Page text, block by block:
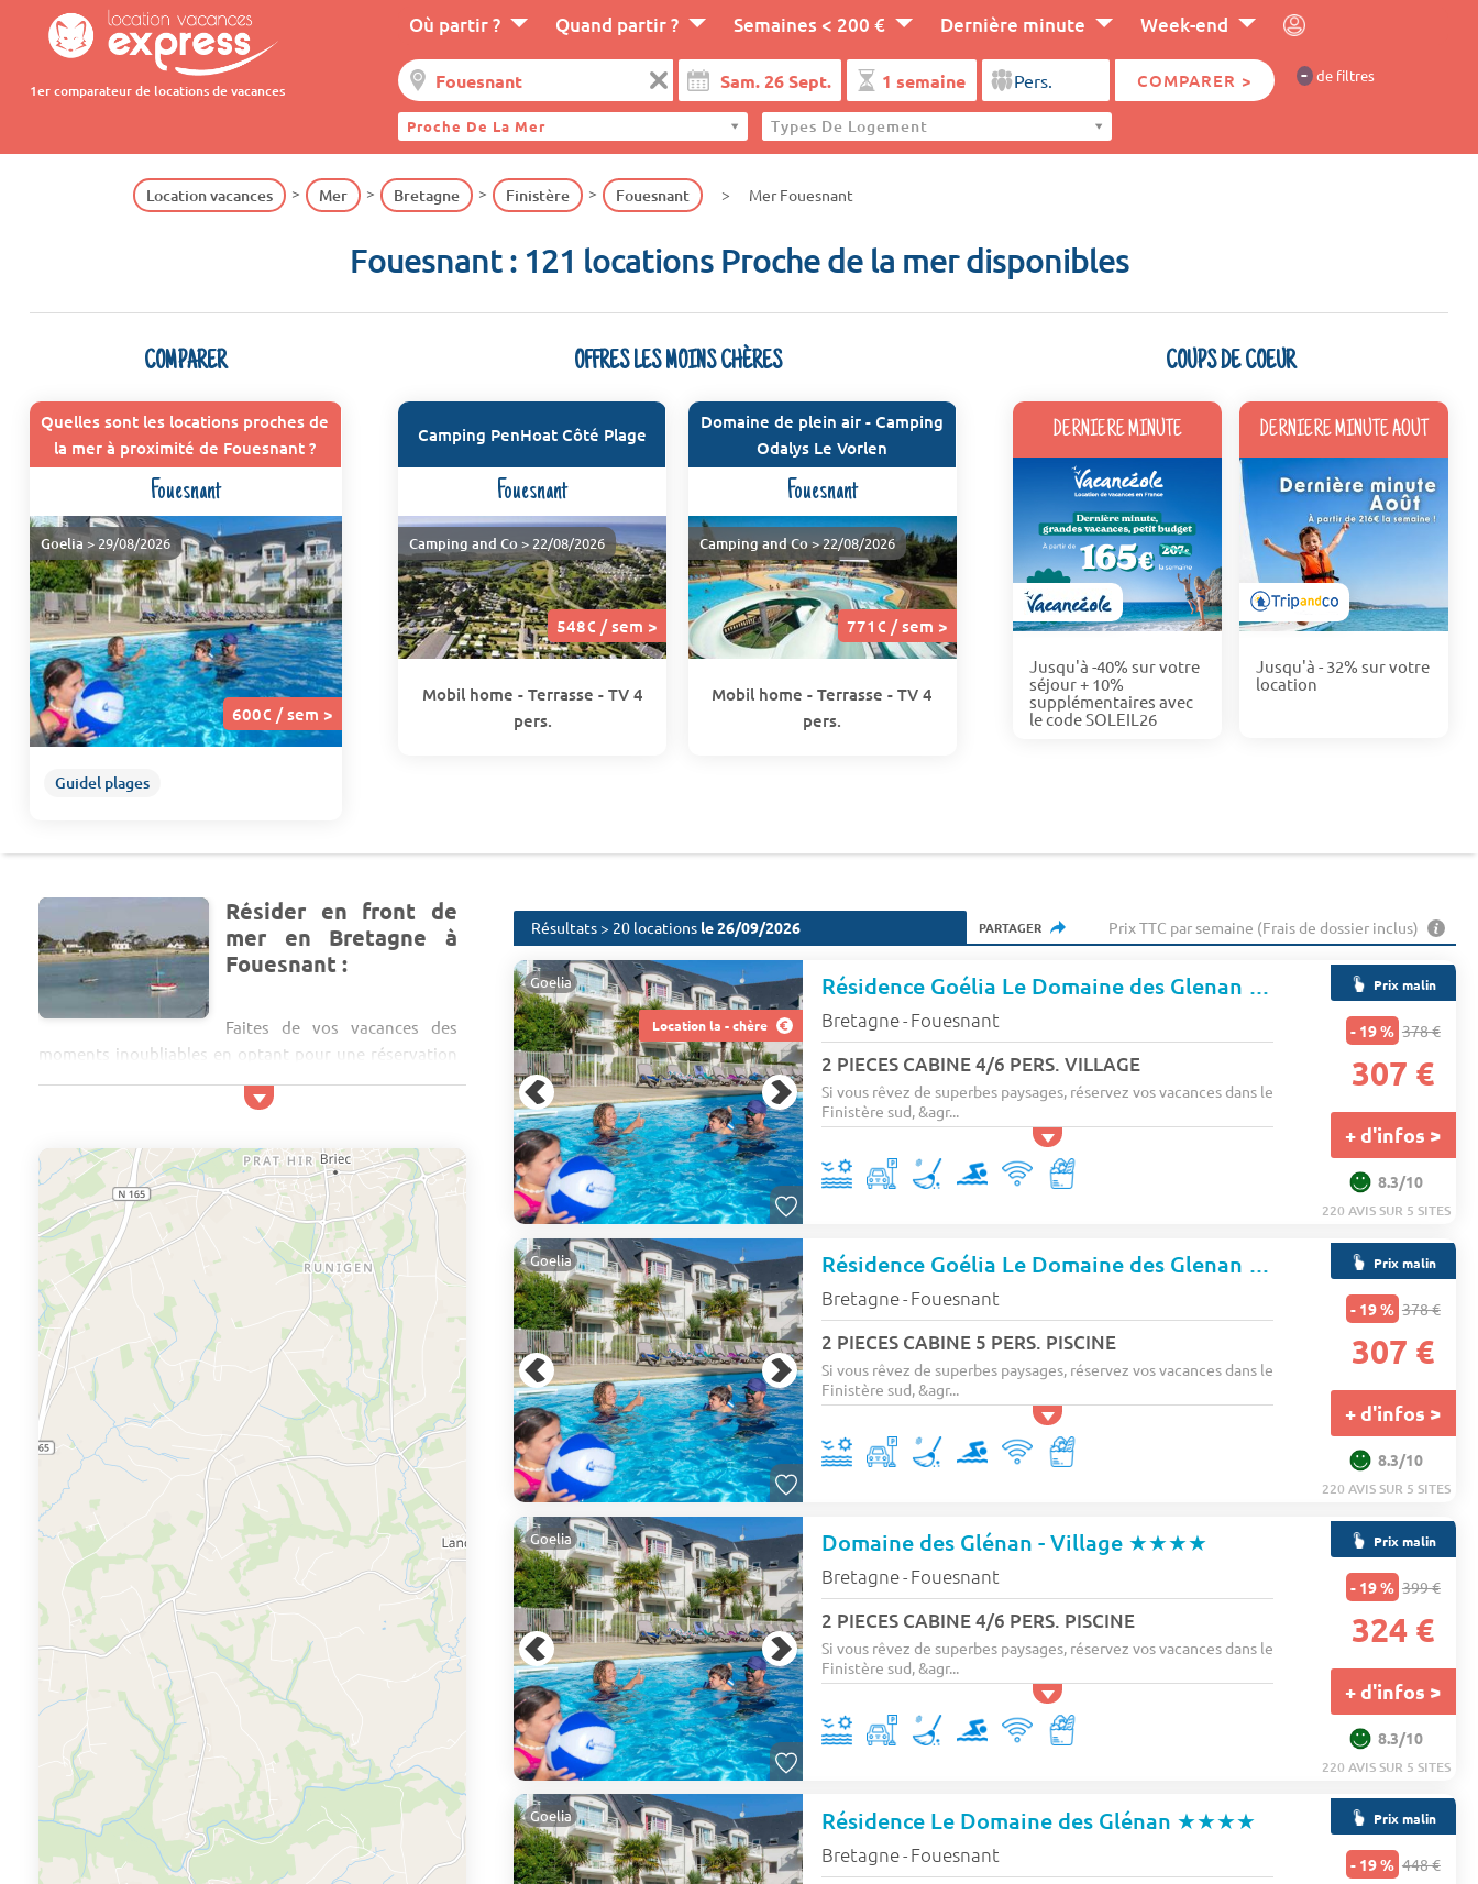
1er comparateur de locations de vacances
Où partir ? Quand partir ? Semaines < 200 € Dernière minute Week-end
COMPARER > - de filtres
Proche De La Mer Types De Logement
Location vacances Mer Bretagne Finistère Fouesnant Mer Fouesnant
Fouesnant : 121 locations Proche de la mer disponibles
COMPARER
Quelles sont les locations proches de
la mer à proximité de Fouesnant ?
Fouesnant
600€ / sem >
Goelia > 29/08/2026
Guidel plages
OFFRES LES MOINS CHÈRES
Camping PenHoat Côté Plage
Fouesnant
548€ / sem >
Camping and Co > 22/08/2026
Mobil home - Terrasse - TV 4
pers.
Domaine de plein air - Camping
Odalys Le Vorlen
Fouesnant
771€ / sem >
Camping and Co> 22/08/2026
Mobil home - Terrasse - TV 4
pers.
COUPS DE COEUR
DERNIERE MINUTE
Jusqu'à -40% sur votre
séjour + 10%
supplémentaires avec
le code SOLEIL26
DERNIERE MINUTE AOUT
Jusqu'à - 32% sur votre
location
Résider en front de
mer en Bretagne à
Fouesnant :
Faites de vos vacances des
moments inoubliables en optant pour une réservation
proche de la mer à Fouesnant ! Entre petites criques
pittoresques, longues plages et paysages préservés,
Découvrez les attraits du Finistère
touristiques de Fouesnant :
Terre de marins, Fouesnant abrite les meilleures plages
de sable fin du Finist&e...
Résultats > 20 locations le 26/09/2026 PARTAGER Prix TTC par semaine (Frais de dossier inclus)
Location la - chère
Goelia Résidence Goélia Le Domaine des Glenan
★★★★
Bretagne- Fouesnant
2 PIECES CABINE 4/6 PERS. VILLAGE
Si vous rêvez de superbes paysages, réservez vos vacances dans le
Finistère sud, &agr...
Prix malin
- 19 % 378 €
307 €
+ d'infos >
8.3/10
220 AVIS SUR 5 SITES
Goelia Résidence Goélia Le Domaine des Glenan
★★★★
Bretagne- Fouesnant
2 PIECES CABINE 5 PERS. PISCINE
Si vous rêvez de superbes paysages, réservez vos vacances dans le
Finistère sud, &agr...
Prix malin
- 19 % 378 €
307 €
+ d'infos >
8.3/10
220 AVIS SUR 5 SITES
Goelia Domaine des Glénan - Village ★★★★
Bretagne- Fouesnant
2 PIECES CABINE 4/6 PERS. PISCINE
Si vous rêvez de superbes paysages, réservez vos vacances dans le
Finistère sud, &agr...
Prix malin
- 19 % 399 €
324 €
+ d'infos >
8.3/10
220 AVIS SUR 5 SITES
Goelia Résidence Le Domaine des Glénan ★★★★
Bretagne- Fouesnant
Prix malin
- 19 % 448 €